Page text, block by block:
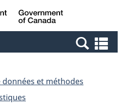
Passer
au
Passer
à
Canada
et
et méthodes